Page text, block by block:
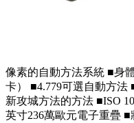
像素的自動方法系統 ■身
卡） ■4.779可選自動方法
新攻城方法的方法 ■ISO
英寸236萬歐元電子重疊